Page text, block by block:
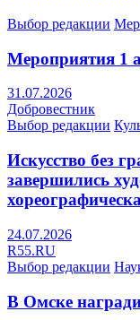
Выбор редакции
Мероприятия 1
31.07.2026
Добровестник
Выбор редакции
Искусство без
завершились
24.07.2026
R55.RU
Выбор редакции
В Омске